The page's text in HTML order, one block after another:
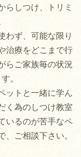
らしつけ、トリミ
わず、可能な限り
治療をどこまで行
らご家族毎の状況
。
ットと一緒に学ん
く為のしつけ教室
いるのが苦手なペ
ご相談下さい。